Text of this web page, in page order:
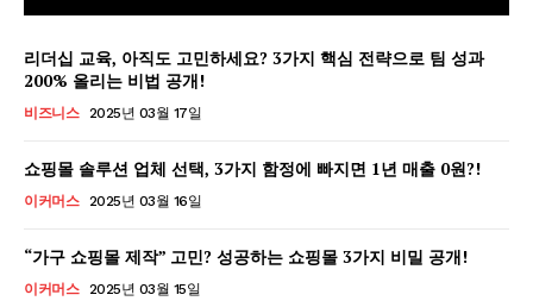
리더십 교육, 아직도 고민하세요? 3가지 핵심 전략으로 팀 성과
200% 올리는 비법 공개!
비즈니스 2025년 03월 17일
쇼핑몰 솔루션 업체 선택, 3가지 함정에 빠지면 1년 매출 0원?!
이커머스 2025년 03월 16일
“가구 쇼핑몰 제작” 고민? 성공하는 쇼핑몰 3가지 비밀 공개!
이커머스 2025년 03월 15일